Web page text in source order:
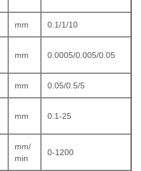
mm 0.1/1/10
mm 0.0005/0.005/0.05
mm 0.05/0.5/5
mm 0.1-25
mm/
min
0-1200